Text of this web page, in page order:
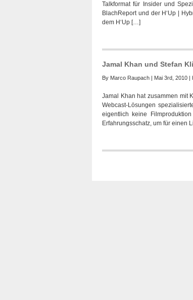
Talkformat für Insider und
BlachReport und der H‘Up |
dem H‘Up […]
Jamal Khan und Stefan
By Marco Raupach | Mai 3rd, 2010 |
Jamal Khan hat zusammen mit
Webcast-Lösungen
eigentlich keine
Erfahrungsschatz, um für einen